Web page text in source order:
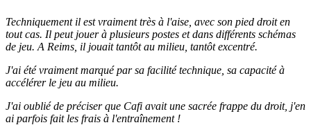
Techniquement il est vraiment très à l'aise, avec son pied droit en
tout cas. Il peut jouer à plusieurs postes et dans différents schémas
de jeu. A Reims, il jouait tantôt au milieu, tantôt excentré.
J'ai été vraiment marqué par sa facilité technique, sa capacité à
accélérer le jeu au milieu.
J'ai oublié de préciser que Cafi avait une sacrée frappe du droit, j'en
ai parfois fait les frais à l'entraînement !